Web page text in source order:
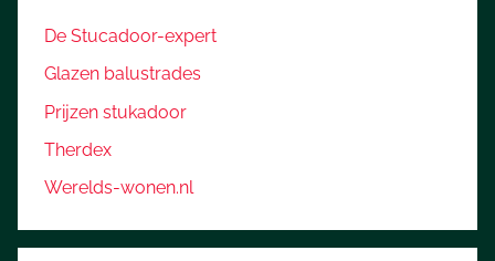
De Stucadoor-expert
Glazen balustrades
Prijzen stukadoor
Therdex
Werelds-wonen.nl